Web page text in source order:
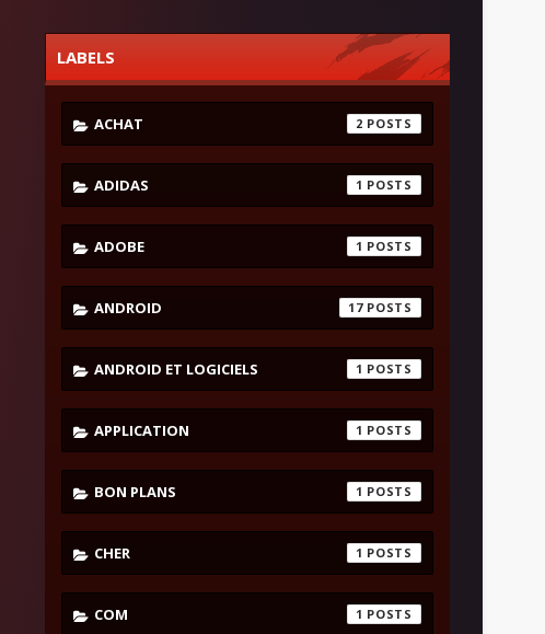
LABELS
ACHAT 2
ADIDAS 1
ADOBE 1
ANDROID 17
ANDROID ET LOGICIELS 1
APPLICATION 1
BON PLANS 1
CHER 1
COM 1